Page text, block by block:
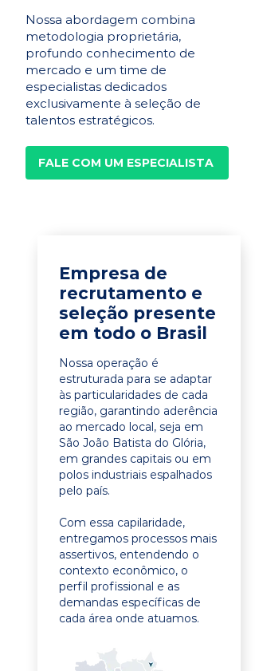
Nossa abordagem combina
metodologia proprietária,
profundo conhecimento de
mercado e um time de
especialistas dedicados
exclusivamente à seleção de
talentos estratégicos.
FALE COM UM ESPECIALISTA
Empresa de
recrutamento e
seleção presente
em todo o Brasil
Nossa operação é
estruturada para se adaptar
às particularidades de cada
região, garantindo aderência
ao mercado local, seja em
São João Batista do Glória,
em grandes capitais ou em
polos industriais espalhados
pelo país.
Com essa capilaridade,
entregamos processos mais
assertivos, entendendo o
contexto econômico, o
perfil profissional e as
demandas específicas de
cada área onde atuamos.